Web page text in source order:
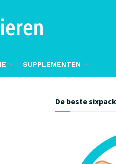
SUPPLEMENTEN
De beste